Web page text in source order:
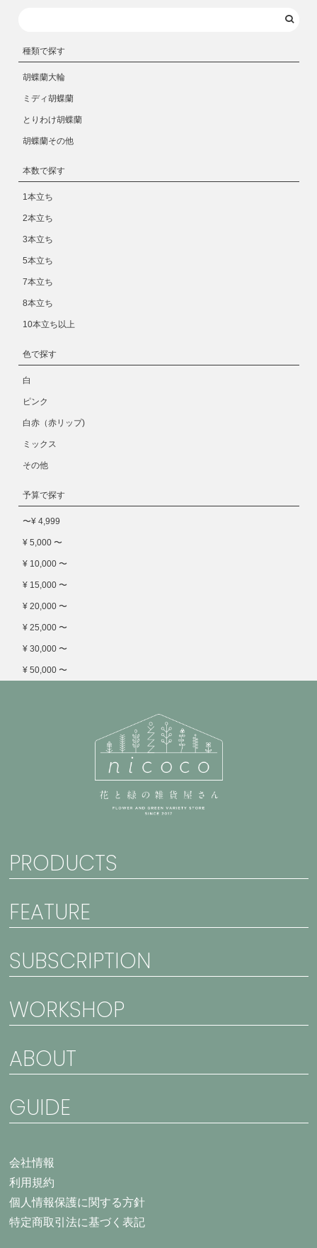
種類で探す
胡蝶蘭大輪
ミディ胡蝶蘭
とりわけ胡蝶蘭
胡蝶蘭その他
本数で探す
1本立ち
2本立ち
3本立ち
5本立ち
7本立ち
8本立ち
10本立ち以上
色で探す
白
ピンク
白赤（赤リップ)
ミックス
その他
予算で探す
〜¥ 4,999
¥ 5,000 〜
¥ 10,000 〜
¥ 15,000 〜
¥ 20,000 〜
¥ 25,000 〜
¥ 30,000 〜
¥ 50,000 〜
PRODUCTS
FEATURE
SUBSCRIPTION
WORKSHOP
ABOUT
GUIDE
会社情報
利用規約
個人情報保護に関する方針
特定商取引法に基づく表記